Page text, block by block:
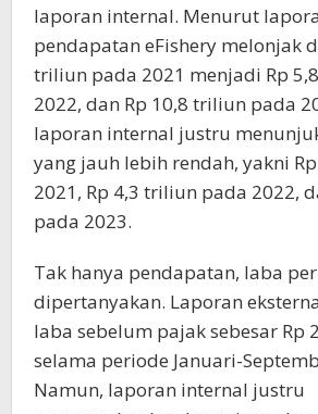
laporan internal. Menurut
pendapatan eFishery melonjak
triliun pada 2021 menjadi Rp
2022, dan Rp 10,8 triliun pada
laporan internal justru
yang jauh lebih rendah, yakni
2021, Rp 4,3 triliun pada 2022,
pada 2023.
Tak hanya pendapatan, laba
dipertanyakan. Laporan
laba sebelum pajak sebesar Rp
selama periode Januari-
Namun, laporan internal justru